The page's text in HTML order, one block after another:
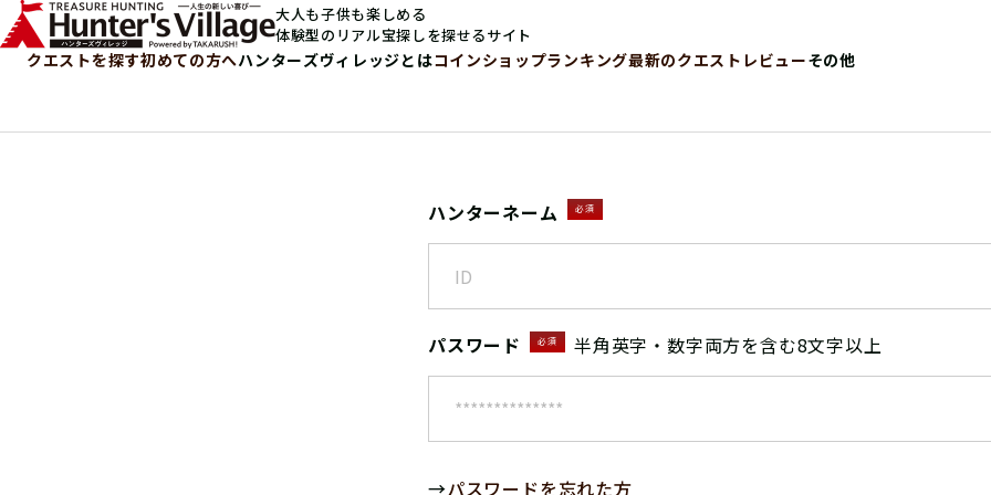
大人も子供も楽しめる
体験型のリアル宝探しを探せるサイト
クエストを探す初めての方へハンターズヴィレッジとはコインショップランキング最新のクエストレビューその他
ハンターネーム 必須
パスワード 必須 半角英字・数字両方を含む8文字以上
→パスワードを忘れた方